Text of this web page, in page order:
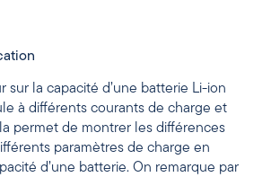
sur la capacité d’une batterie Li-ion
à différents courants de charge et
permet de montrer les différences
paramètres de charge en
d’une batterie. On remarque par